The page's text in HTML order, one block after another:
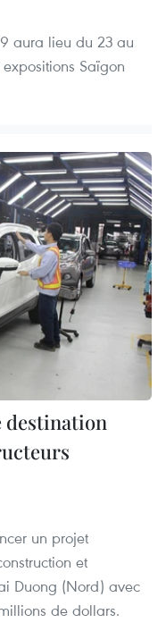
aura lieu du 23 au
Saïgon
destination
un projet
et
Duong (Nord) avec
de dollars.